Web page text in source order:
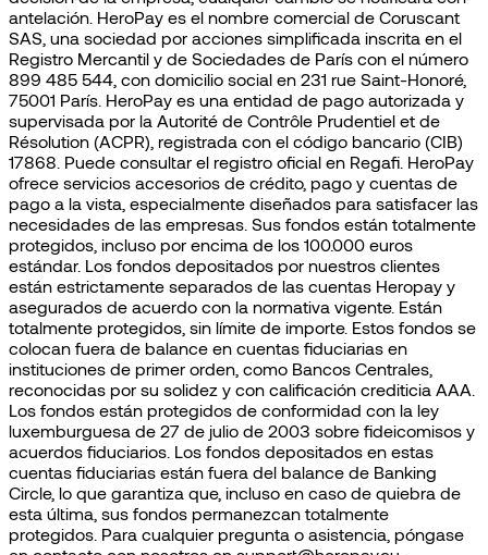
antelación. HeroPay es el nombre comercial de Coruscant
SAS, una sociedad por acciones simplificada inscrita en el
Registro Mercantil y de Sociedades de París con el número
899 485 544, con domicilio social en 231 rue Saint-Honoré,
75001 París. HeroPay es una entidad de pago autorizada y
supervisada por la Autorité de Contrôle Prudentiel et de
Résolution (ACPR), registrada con el código bancario (CIB)
17868. Puede consultar el registro oficial en Regafi. HeroPay
ofrece servicios accesorios de crédito, pago y cuentas de
pago a la vista, especialmente diseñados para satisfacer las
necesidades de las empresas. Sus fondos están totalmente
protegidos, incluso por encima de los 100.000 euros
estándar. Los fondos depositados por nuestros clientes
están estrictamente separados de las cuentas Heropay y
asegurados de acuerdo con la normativa vigente. Están
totalmente protegidos, sin límite de importe. Estos fondos se
colocan fuera de balance en cuentas fiduciarias en
instituciones de primer orden, como Bancos Centrales,
reconocidas por su solidez y con calificación crediticia AAA.
Los fondos están protegidos de conformidad con la ley
luxemburguesa de 27 de julio de 2003 sobre fideicomisos y
acuerdos fiduciarios. Los fondos depositados en estas
cuentas fiduciarias están fuera del balance de Banking
Circle, lo que garantiza que, incluso en caso de quiebra de
esta última, sus fondos permanezcan totalmente
protegidos. Para cualquier pregunta o asistencia, póngase